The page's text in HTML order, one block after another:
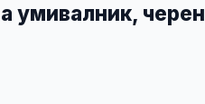
умивалник, черен